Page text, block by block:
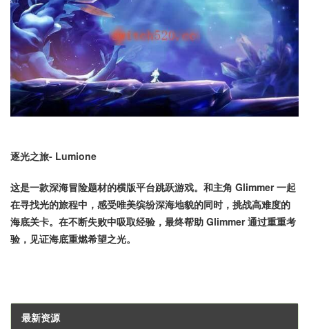
逐光之旅- Lumione
这是一款深海冒险题材的横版平台跳跃游戏。和主角 Glimmer 一起
在寻找光的旅程中，感受唯美缤纷深海地貌的同时，挑战高难度的
海底关卡。在不断失败中吸取经验，最终帮助 Glimmer 通过重重考
验，见证海底重燃希望之光。
最新资源